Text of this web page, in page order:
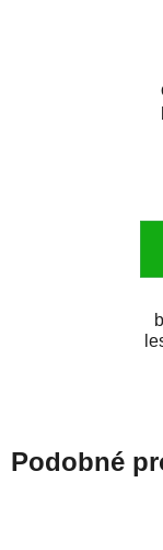
Podobné